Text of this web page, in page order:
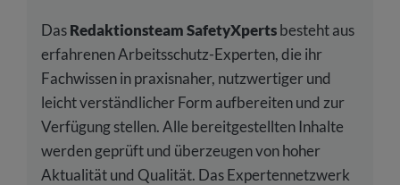
DasRedaktionsteam SafetyXpertsbesteht aus
erfahrenen Arbeitsschutz-Experten, die ihr
Fachwissen in praxisnaher, nutzwertiger und
leicht verständlicher Form aufbereiten und zur
Verfügung stellen. Alle bereitgestellten Inhalte
werden geprüft und überzeugen von hoher
Aktualität und Qualität. Das Expertennetzwerk